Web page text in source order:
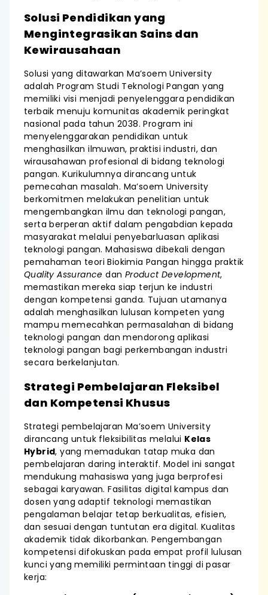
Solusi Pendidikan yang
Mengintegrasikan Sains dan
Kewirausahaan
Solusi yang ditawarkan Ma’soem University
adalah Program Studi Teknologi Pangan yang
memiliki visi menjadi penyelenggara pendidikan
terbaik menuju komunitas akademik peringkat
nasional pada tahun 2038. Program ini
menyelenggarakan pendidikan untuk
menghasilkan ilmuwan, praktisi industri, dan
wirausahawan profesional di bidang teknologi
pangan. Kurikulumnya dirancang untuk
pemecahan masalah. Ma’soem University
berkomitmen melakukan penelitian untuk
mengembangkan ilmu dan teknologi pangan,
serta berperan aktif dalam pengabdian kepada
masyarakat melalui penyebarluasan aplikasi
teknologi pangan. Mahasiswa dibekali dengan
pemahaman teori Biokimia Pangan hingga praktik
Quality Assurance dan Product Development,
memastikan mereka siap terjun ke industri
dengan kompetensi ganda. Tujuan utamanya
adalah menghasilkan lulusan kompeten yang
mampu memecahkan permasalahan di bidang
teknologi pangan dan mendorong aplikasi
teknologi pangan bagi perkembangan industri
secara berkelanjutan.
Strategi Pembelajaran Fleksibel
dan Kompetensi Khusus
Strategi pembelajaran Ma’soem University
dirancang untuk fleksibilitas melalui Kelas
Hybrid, yang memadukan tatap muka dan
pembelajaran daring interaktif. Model ini sangat
mendukung mahasiswa yang juga berprofesi
sebagai karyawan. Fasilitas digital kampus dan
dosen yang adaptif teknologi memastikan
pengalaman belajar tetap berkualitas, efisien,
dan sesuai dengan tuntutan era digital. Kualitas
akademik tidak dikorbankan. Pengembangan
kompetensi difokuskan pada empat profil lulusan
kunci yang memiliki permintaan tinggi di pasar
kerja: